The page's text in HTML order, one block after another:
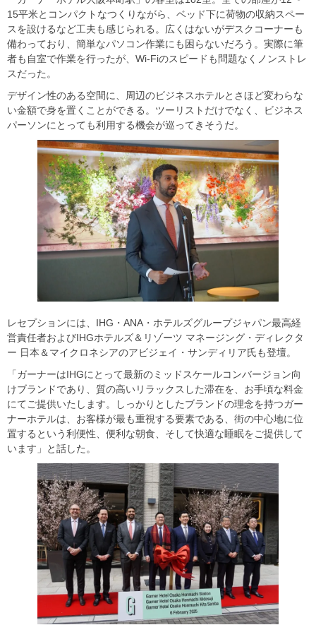
15平米とコンパクトなつくりながら、ベッド下に荷物の収納スペー
スを設けるなど工夫も感じられる。広くはないがデスクコーナーも
備わっており、簡単なパソコン作業にも困らないだろう。実際に筆
者も自室で作業を行ったが、Wi-Fiのスピードも問題なくノンストレ
スだった。
デザイン性のある空間に、周辺のビジネスホテルとさほど変わらな
い金額で身を置くことができる。ツーリストだけでなく、ビジネス
パーソンにとっても利用する機会が巡ってきそうだ。
レセプションには、IHG・ANA・ホテルズグループジャパン最高経
営責任者およびIHGホテルズ＆リゾーツ マネージング・ディレクタ
ー 日本＆マイクロネシアのアビジェイ・サンディリア氏も登壇。
「ガーナーはIHGにとって最新のミッドスケールコンバージョン向
けブランドであり、質の高いリラックスした滞在を、お手頃な料金
にてご提供いたします。しっかりとしたブランドの理念を持つガー
ナーホテルは、お客様が最も重視する要素である、街の中心地に位
置するという利便性、便利な朝食、そして快適な睡眠をご提供して
います」と話した。